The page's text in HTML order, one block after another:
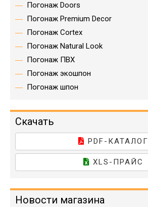
Погонаж Doors
Погонаж Premium Decor
Погонаж Cortex
Погонаж Natural Look
Погонаж ПВХ
Погонаж экошпон
Погонаж шпон
Скачать
PDF-КАТАЛОГ
XLS-ПРАЙС
Новости магазина